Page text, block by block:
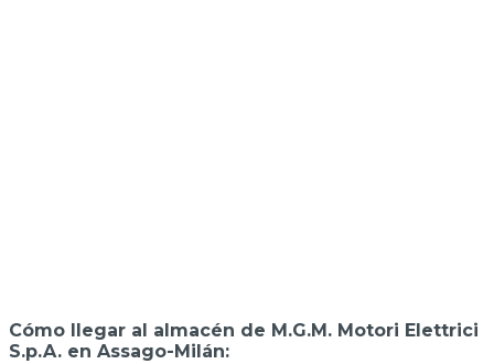
Cómo llegar al almacén de M.G.M. Motori Elettrici
S.p.A. en Assago-Milán: